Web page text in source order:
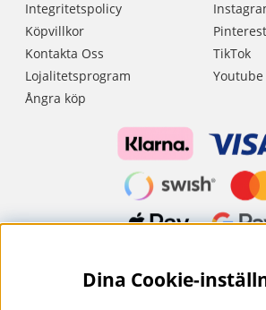
Integritetspolicy
Köpvillkor
Kontakta Oss
Lojalitetsprogram
Ångra köp
Pinterest
TikTok
Youtube
Nyhetsbrev?Dina Cookie-